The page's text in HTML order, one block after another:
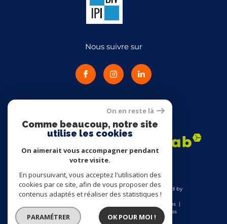
Nous suivre sur
Adhérents
© 2026 | Tous droits réservés | Traduction powered by
Google |
Mentions légales
Nos liens Cookies
On en reste là
Comme beaucoup, notre site
utilise les cookies
On aimerait vous accompagner pendant
votre visite.
En poursuivant, vous acceptez l'utilisation des
cookies par ce site, afin de vous proposer des
contenus adaptés et réaliser des statistiques !
PARAMÉTRER OK POUR MOI !